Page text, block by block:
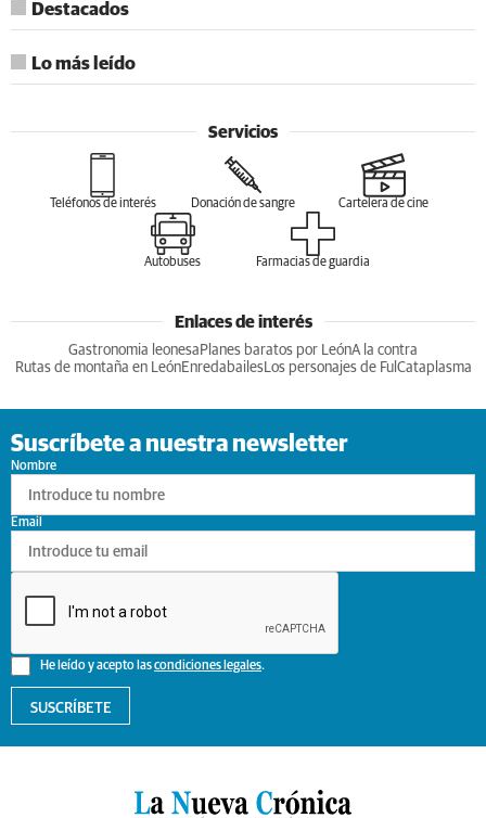
Destacados
Lo más leído
Servicios
Teléfonos de interés Donación de sangre Cartelera de cine
Autobuses Farmacias de guardia
Enlaces de interés
Gastronomia leonesa Planes baratos por LeónA la contra
Rutas de montaña en LeónEnredabailesLos personajes de Ful Cataplasma
Suscríbete a nuestra newsletter
Nombre
He leído y acepto lascondiciones legales.
Email
SUSCRÍBETE